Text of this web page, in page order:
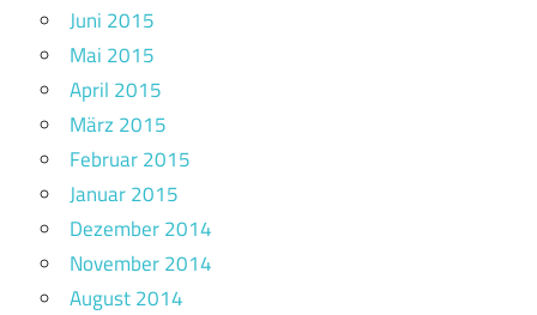
Juni 2015
Mai 2015
April 2015
März 2015
Februar 2015
Januar 2015
Dezember 2014
November 2014
August 2014